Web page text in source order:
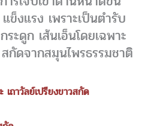
งแรง เพราะเป็นตำรับ
ะดูก เส้นเอ็นโดยเฉพาะ
กัดจากสมุนไพรธรรมชาติ
เถาวัลย์เปรียงขาวสกัด